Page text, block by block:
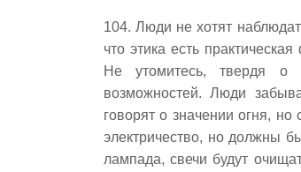
104. Люди не хотят
что этика есть
Не утомитесь, твердя о
возможностей. Люди
говорят о значении огня,
электричество, но должны
лампада, свечи будут